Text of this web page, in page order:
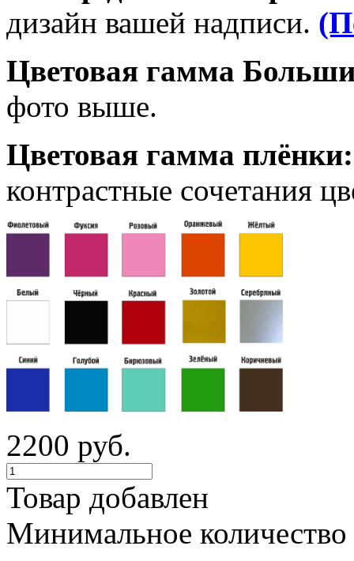
дизайн вашей надписи.
Цветовая гамма
фото выше.
Цветовая гамма
контрастные сочетания
2200 руб.
Товар добавлен
Минимальное